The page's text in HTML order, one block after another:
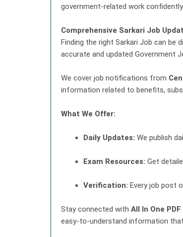
government-related work confidently.
Comprehensive Sarkari Job
Finding the right Sarkari Job can
accurate and updated Government
We cover job notifications from
information related to benefits,
What We Offer:
Daily Updates: We publish
Exam Resources: Get
Verification: Every job post
Stay connected with All In One PDF
easy-to-understand information